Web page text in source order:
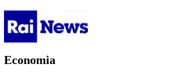
Economia